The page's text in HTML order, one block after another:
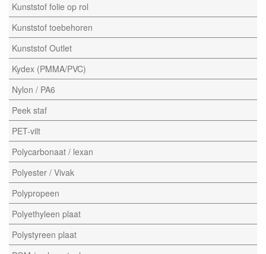
Kunststof folie op rol
Kunststof toebehoren
Kunststof Outlet
Kydex (PMMA/PVC)
Nylon / PA6
Peek staf
PET-vilt
Polycarbonaat / lexan
Polyester / Vivak
Polypropeen
Polyethyleen plaat
Polystyreen plaat